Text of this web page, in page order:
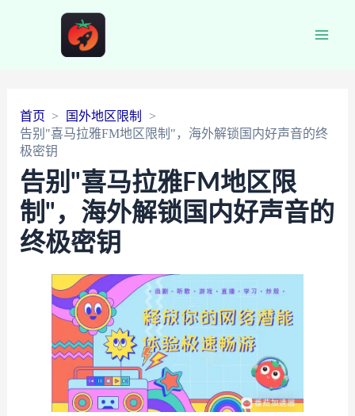
首页
国外地区限制
告别"喜马拉雅FM地区限制"，海外解锁国内好声音的终
极密钥
告别"喜马拉雅FM地区限
制"，海外解锁国内好声音的
终极密钥